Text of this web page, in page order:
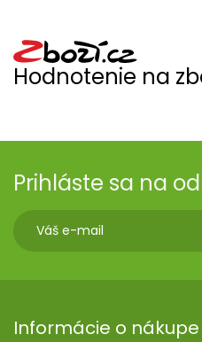
Hodnotenie na
Prihláste sa na
Informácie o nákupe